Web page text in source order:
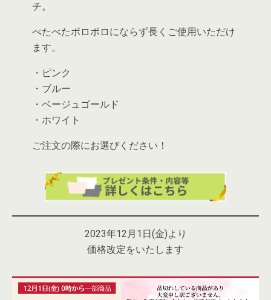
チ。
べたべたボロボロにならず長くご使用いただけ
ます。
・ピンク
・ブルー
・ベージュゴールド
・ホワイト
ご注文の際にお選びください！
2023年12月1日(金)より
価格改定をいたします